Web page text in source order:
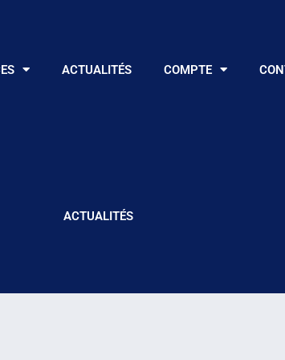
ACTUALITÉS COMPTE
ACTUALITÉS